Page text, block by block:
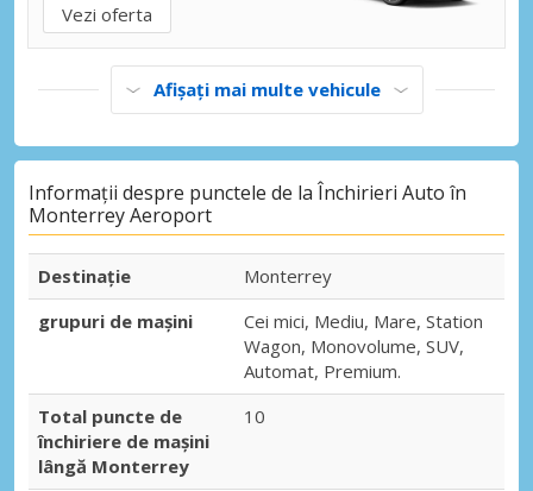
Vezi oferta
Afișați mai multe vehicule
Informații despre punctele de la Închirieri Auto în
Monterrey Aeroport
Destinaţie
Monterrey
grupuri de mașini
Cei mici, Mediu, Mare, Station
Wagon, Monovolume, SUV,
Automat, Premium.
Total puncte de
închiriere de mașini
lângă Monterrey
10